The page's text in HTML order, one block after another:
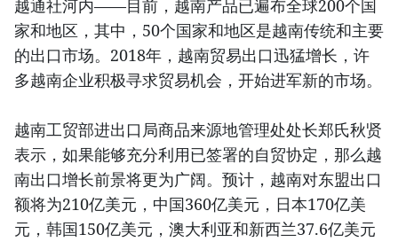
越通社河内——目前，越南产品已遍布全球200个国
家和地区，其中，50个国家和地区是越南传统和主要
的出口市场。2018年，越南贸易出口迅猛增长，许
多越南企业积极寻求贸易机会，开始进军新的市场。
越南工贸部进出口局商品来源地管理处处长郑氏秋贤
表示，如果能够充分利用已签署的自贸协定，那么越
南出口增长前景将更为广阔。预计，越南对东盟出口
额将为210亿美元，中国360亿美元，日本170亿美
元，韩国150亿美元，澳大利亚和新西兰37.6亿美元